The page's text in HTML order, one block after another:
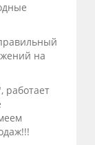
на
работает